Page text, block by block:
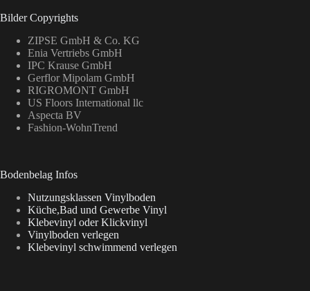
Bilder Copyrights
ZIPSE GmbH & Co. KG
Enia Vertriebs GmbH
IPC Krause GmbH
Gerflor Mipolam GmbH
RIGROMONT GmbH
US Floors International llc
Aspecta BV
Fashion-WohnTrend
Bodenbelag Infos
Nutzungsklassen Vinylboden
Küche,Bad und Gewerbe Vinyl
Klebevinyl oder Klickvinyl
Vinylboden verlegen
Klebevinyl schwimmend verlegen